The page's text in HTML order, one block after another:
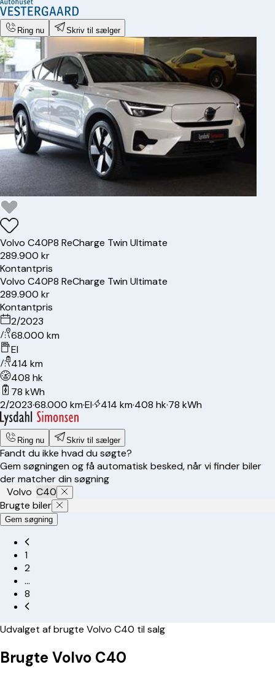
Ring nu Skriv til sælger
Volvo C40P8 ReCharge Twin Ultimate
289.900 kr
Kontantpris
Volvo C40P8 ReCharge Twin Ultimate
289.900 kr
Kontantpris
2/2023
68.000 km
El
414 km
408 hk
78 kWh
2/2023·68.000 km·El· 414 km·408 hk·78 kWh
Ring nu Skriv til sælger
Fandt du ikke hvad du søgte?
Gem søgningen og få automatisk besked, når vi finder biler
der matcher din søgning
Volvo C40
Brugte biler
Gem søgning
1
2
…
8
Udvalget af brugte Volvo C40 til salg
Brugte Volvo C40